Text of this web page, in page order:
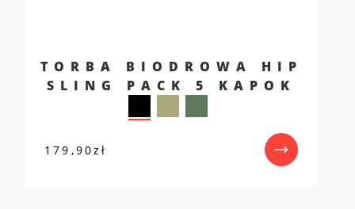
TORBA BIODROWA HIP
SLING PACK 5 KAPOK
179,90zł